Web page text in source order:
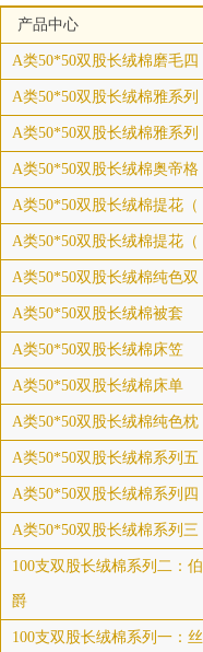
产品中心
A类50*50双股长绒棉磨毛四
A类50*50双股长绒棉雅系列
A类50*50双股长绒棉雅系列
A类50*50双股长绒棉奥帝格
A类50*50双股长绒棉提花（
A类50*50双股长绒棉提花（
A类50*50双股长绒棉纯色双
A类50*50双股长绒棉被套
A类50*50双股长绒棉床笠
A类50*50双股长绒棉床单
A类50*50双股长绒棉纯色枕
A类50*50双股长绒棉系列五
A类50*50双股长绒棉系列四
A类50*50双股长绒棉系列三
100支双股长绒棉系列二：伯
爵
100支双股长绒棉系列一：丝